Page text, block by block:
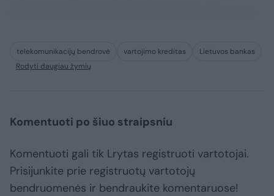
telekomunikacijų bendrovė vartojimo kreditas
Lietuvos bankas
Rodyti daugiau žymių
Komentuoti po šiuo straipsniu
Komentuoti gali tik Lrytas registruoti vartotojai.
Prisijunkite prie registruotų vartotojų
bendruomenės ir bendraukite komentaruose!